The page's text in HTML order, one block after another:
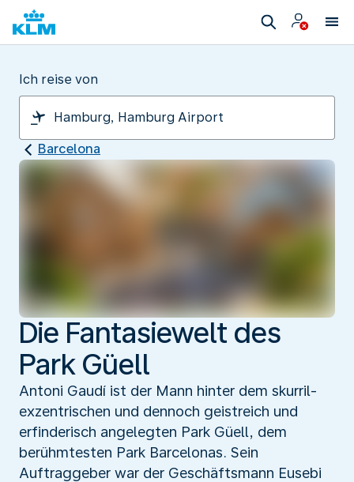
Ich reise von
Barcelona
Die Fantasiewelt des
Park Güell
Antoni Gaudí ist der Mann hinter dem skurril-
exzentrischen und dennoch geistreich und
erfinderisch angelegten Park Güell, dem
berühmtesten Park Barcelonas. Sein
Auftraggeber war der Geschäftsmann Eusebi